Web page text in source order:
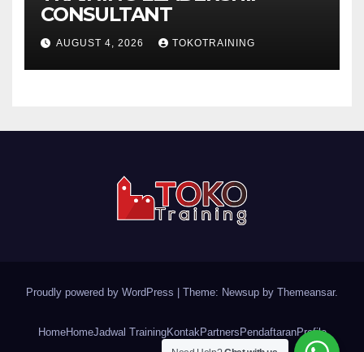
CONSULTANT
AUGUST 4, 2026 TOKOTRAINING
Proudly powered by WordPress Theme: Newsup by Themeansar.
HomeHomeJadwal TrainingKontakPartnersPendaftaranProfile